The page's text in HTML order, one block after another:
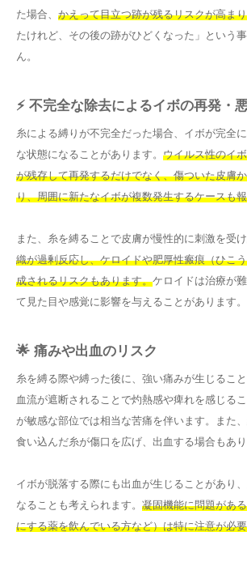
た場合、 かえって目立つ跡が残るリスクが高ま
たけれど、その後の跡がひどくなった」という
ん。
⚡ 不完全な除去によるイボの再発・
糸による縛りが不完全だった場合、イボが完全
な状態になることがあります。 ウイルス性のイ
が残存して再発するだけでなく、傷ついた皮膚
り、周囲に新たなイボが複数発生するケースも
また、糸を縛ることで皮膚が慢性的に刺激を受け
織が過剰反応し、ケロイドや肥厚性瘢痕（ひこ
成されるリスクもあります。ケロイドは治療が
て見た目や感覚に影響を与えることがあります。
🌟 痛みや出血のリスク
糸を縛る際や縛った後に、強い痛みが生じるこ
血流が遮断されることで灼熱感や痺れを感じる
が敏感な部位では相当な苦痛を伴います。また
食い込んだ糸が傷口を広げ、出血する場合もあり
イボが脱落する際にも出血が生じることがあり
なることも考えられます。 凝固機能に問題があ
にする薬を飲んでいる方など）は特に注意が必